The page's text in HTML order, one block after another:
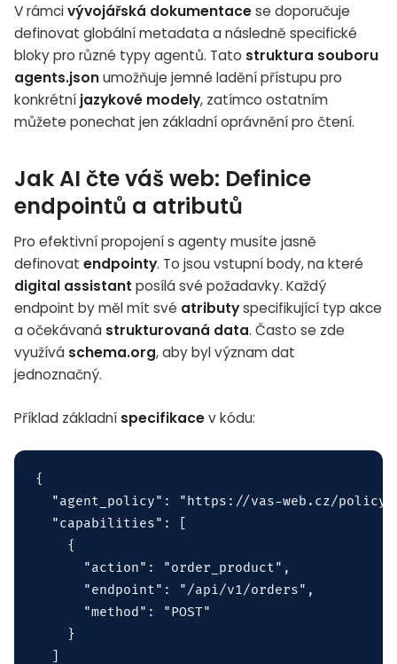
V rámcivývojářská dokumentacese doporučuje
definovat globální metadata a následně specifické
bloky pro různé typy agentů. Tato struktura souboru
agents.jsonumožňuje jemné ladění přístupu pro
konkrétní jazykové modely, zatímco ostatním
můžete ponechat jen základní oprávnění pro čtení.
Jak AI čte váš web: Definice
endpointů a atributů
Pro efektivní propojení s agenty musíte jasně
definovat endpointy. To jsou vstupní body, na které
digital assistant posílá své požadavky. Každý
endpoint by měl mít své atributyspecifikující typ akce
a očekávaná strukturovaná data. Často se zde
využívá schema.org, aby byl význam dat
jednoznačný.
Příklad základní specifikacev kódu:
{
"agent_policy": "https://vas-web.cz/
  "capabilities": [
    {
      "action": "order_product",
      "endpoint": "/api/v1/orders",
      "method": "POST"
    }